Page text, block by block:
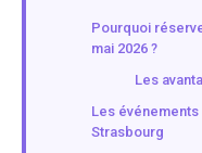
Pourquoi
mai 2026 ?
Les
Les
Strasbourg